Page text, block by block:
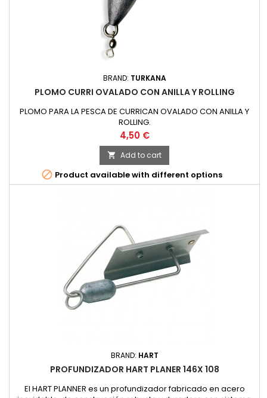
BRAND: TURKANA
PLOMO CURRI OVALADO CON ANILLA Y ROLLING
PLOMO PARA LA PESCA DE CURRICAN OVALADO CON ANILLA Y
ROLLING.
Price
4,50 €
 Add to cart
 Product available with different options
BRAND: HART
PROFUNDIZADOR HART PLANER 146X 108
El HART PLANNER es un profundizador fabricado en acero